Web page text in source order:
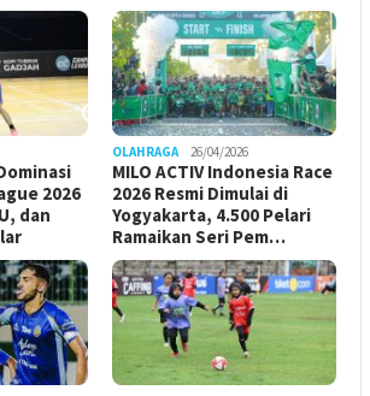
2026
dan
OLAHRAGA 26/04/2026
MILO ACTIV Indonesia Race
2026 Resmi Dimulai di
Yogyakarta, 4.500 Pelari
Ramaikan Seri Pem…